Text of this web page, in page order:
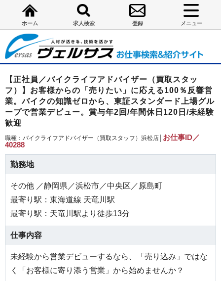
ホーム 求人検索 登録 メニュー
【正社員／バイクライフアドバイザー（買取スタッ
フ）】お客様からの「売りたい」に応える100％反響営
業。バイクの知識ゼロから、東証スタンダード上場グル
ープで営業デビュー。賞与年2回/年間休日120日/未経験
歓迎
職種：バイクライフアドバイザー（買取スタッフ）浜松店│ お仕事ID／
40288
勤務地
その他 ／静岡県／浜松市／中央区／原島町
最寄り駅：東海道線 天竜川駅
最寄り駅：天竜川駅より徒歩13分
仕事内容
未経験から営業デビューするなら、「売り込み」ではな
く「お客様に寄り添う営業」から始めませんか？